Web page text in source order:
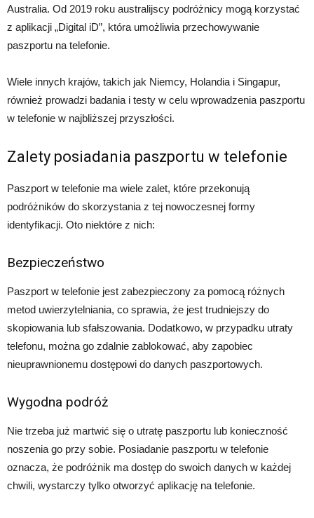
Australia. Od 2019 roku australijscy podróżnicy mogą korzystać
z aplikacji „Digital iD”, która umożliwia przechowywanie
paszportu na telefonie.
Wiele innych krajów, takich jak Niemcy, Holandia i Singapur,
również prowadzi badania i testy w celu wprowadzenia paszportu
w telefonie w najbliższej przyszłości.
Zalety posiadania paszportu w telefonie
Paszport w telefonie ma wiele zalet, które przekonują
podróżników do skorzystania z tej nowoczesnej formy
identyfikacji. Oto niektóre z nich:
Bezpieczeństwo
Paszport w telefonie jest zabezpieczony za pomocą różnych
metod uwierzytelniania, co sprawia, że jest trudniejszy do
skopiowania lub sfałszowania. Dodatkowo, w przypadku utraty
telefonu, można go zdalnie zablokować, aby zapobiec
nieuprawnionemu dostępowi do danych paszportowych.
Wygodna podróż
Nie trzeba już martwić się o utratę paszportu lub konieczność
noszenia go przy sobie. Posiadanie paszportu w telefonie
oznacza, że podróżnik ma dostęp do swoich danych w każdej
chwili, wystarczy tylko otworzyć aplikację na telefonie.